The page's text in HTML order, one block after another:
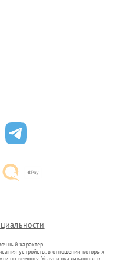
характер.
устройств, в отношении которых